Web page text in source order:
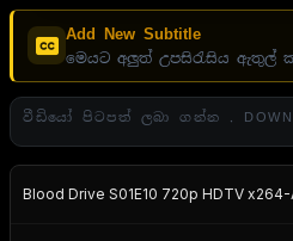
Add New Subtitle
මෙයට අලුත් උපසිරැසිය ඇතුල්
වීඩියෝ පිටපත් ලබා ගන්න .
Blood Drive S01E10 720p HDTV x264-